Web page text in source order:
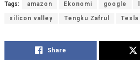
Tags: amazon Ekonomi google
silicon valley Tengku Zafrul Tesla
Share